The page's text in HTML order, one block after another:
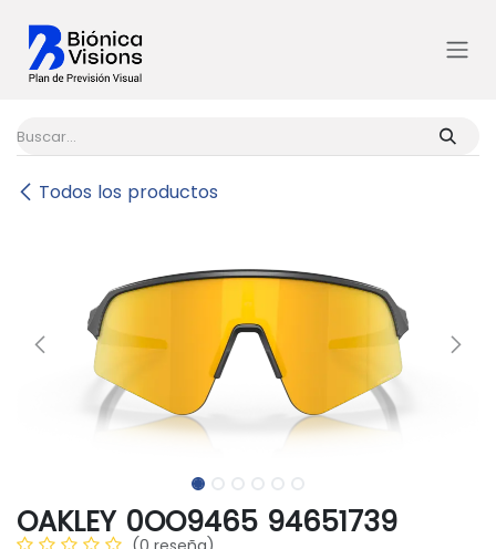
Todos los productos
OAKLEY 0OO9465 94651739